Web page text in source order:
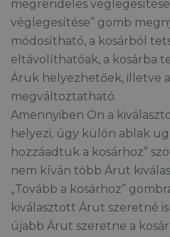
megrendelés
véglegesítése” gomb
módosítható, a kosárból
eltávolíthatóak, a kosárba
Áruk helyezhetőek, illetve
megváltoztatható.
Amennyiben Ön a
helyezi, úgy külön ablak
hozzáadtuk a kosárhoz”
nem kíván több Árut
„Tovább a kosárhoz”
kiválasztott Árut szeretné
újabb Árut szeretne a